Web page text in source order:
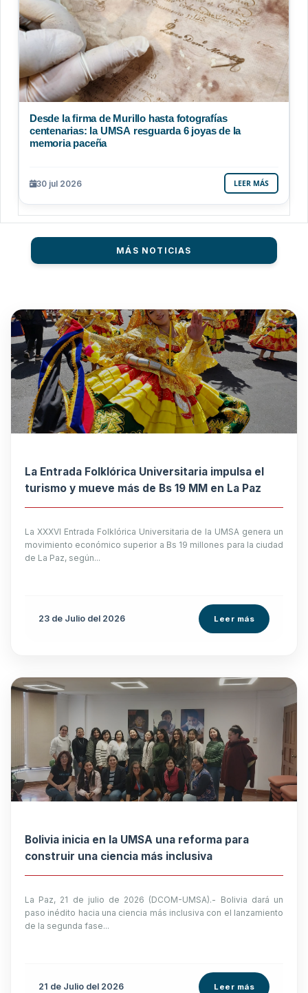
Desde la firma de Murillo hasta fotografías
centenarias: la UMSA resguarda 6 joyas de la
memoria paceña
30 jul 2026 LEER MÁS
MÁS NOTICIAS
La Entrada Folklórica Universitaria impulsa el
turismo y mueve más de Bs 19 MM en La Paz
La XXXVI Entrada Folklórica Universitaria de la UMSA genera un
movimiento económico superior a Bs 19 millones para la ciudad
de La Paz, según...
23 de Julio del 2026 Leer más
Bolivia inicia en la UMSA una reforma para
construir una ciencia más inclusiva
La Paz, 21 de julio de 2026 (DCOM-UMSA).- Bolivia dará un
paso inédito hacia una ciencia más inclusiva con el lanzamiento
de la segunda fase...
21 de Julio del 2026 Leer más